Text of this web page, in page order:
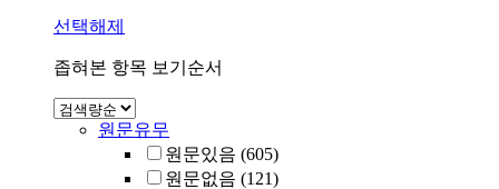
선택해제
좁혀본 항목 보기순서
원문유무
원문있음 (605)
원문없음 (121)